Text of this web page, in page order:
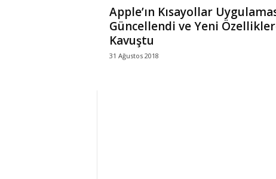
Apple’ın Kısayollar
Güncellendi ve Yeni
Kavuştu
31 Ağustos 2018